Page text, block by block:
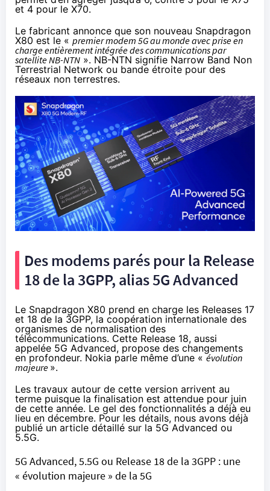
et 4 pour le X70.
Le fabricant annonce que son nouveau Snapdragon
X80 est le « premier modem 5G au monde avec prise en
charge entièrement intégrée des communications par
satellite NB-NTN ». NB-NTN signifie Narrow Band Non
Terrestrial Network ou bande étroite pour des
réseaux non terrestres.
Des modems parés pour la Release
18 de la 3GPP, alias 5G Advanced
Le Snapdragon X80 prend en charge les Releases 17
et 18 de la 3GPP, la coopération internationale des
organismes de normalisation des
télécommunications. Cette Release 18, aussi
appelée 5G Advanced, propose des changements
en profondeur. Nokia parle même d’une «évolution
majeure ».
Les travaux autour de cette version arrivent au
terme puisque la finalisation est attendue pour juin
de cette année. Le gel des fonctionnalités a déjà eu
lieu en décembre. Pour les détails, nous avons déjà
publié un article détaillé sur la 5G Advanced ou
5.5G.
5G Advanced, 5.5G ou Release 18 de la 3GPP : une
« évolution majeure » de la 5G